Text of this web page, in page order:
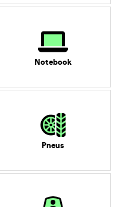
Notebook
Pneus